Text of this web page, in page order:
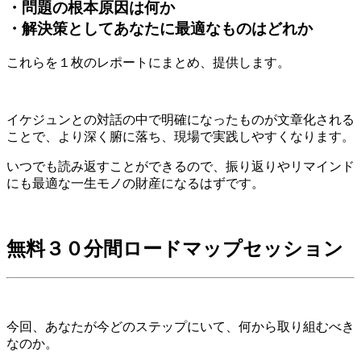
・問題の根本原因は何か
・解決策としてあなたに最適なものはどれか
これらを１枚のレポートにまとめ、提供します。
イケジュンとの対話の中で明確になったものが文章化される
ことで、より深く腑に落ち、現場で実践しやすくなります。
いつでも読み返すことができるので、振り返りやリマインド
にも最適な一生モノの財産になるはずです。
無料３０分間ロードマップセッション
今回、あなたが今どのステップにいて、何から取り組むべき
なのか。